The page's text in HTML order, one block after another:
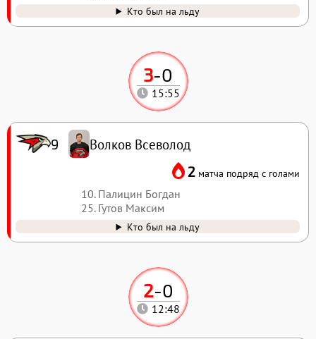
2-0
12:48
3-0
15:55
9 Волков Всеволод
2 матча подряд с голами
10. Палицин Богдан
25. Гутов Максим
Кто был на льду
Кто был на льду